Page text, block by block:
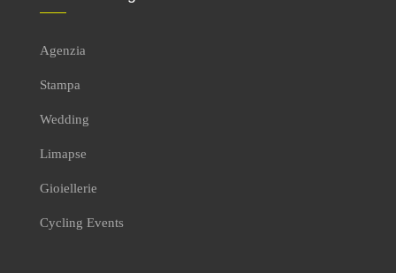
Agenzia
Stampa
Wedding
Limapse
Gioiellerie
Cycling Events